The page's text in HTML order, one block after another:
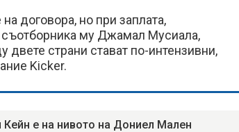
договора, но при заплата,
съотборника му Джамал Мусиала,
двете страни стават по-интензивни,
Kicker.
е на нивото на Дониел Мален